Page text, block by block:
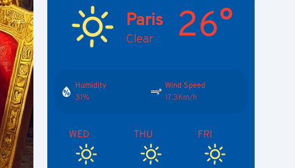
Paris
Clear 26°
Humidity
31%
Wind Speed
17.3Km/h
WED THU FRI